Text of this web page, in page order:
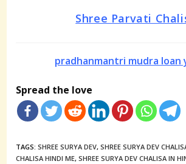
Shree Parvati
pradhanmantri mudra loan
Spread the love
TAGS:SHREE SURYA DEV, SHREE SURYA DEV
CHALISA HINDI ME, SHREE SURYA DEV CHALISA IN